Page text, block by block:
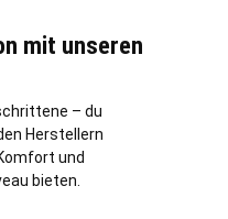
mit unseren
– du
Herstellern
und
bieten.